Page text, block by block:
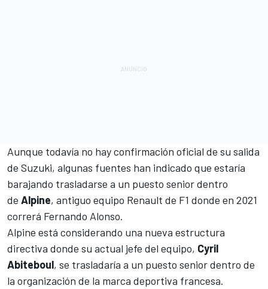
Aunque todavía no hay confirmación oficial de su salida
de Suzuki, algunas fuentes han indicado que estaría
barajando trasladarse a un puesto senior dentro
de Alpine, antiguo equipo Renault de F1 donde en 2021
correrá Fernando Alonso.
Alpine está considerando una nueva estructura
directiva donde su actual jefe del equipo, Cyril
Abiteboul, se trasladaría a un puesto senior dentro de
la organización de la marca deportiva francesa.